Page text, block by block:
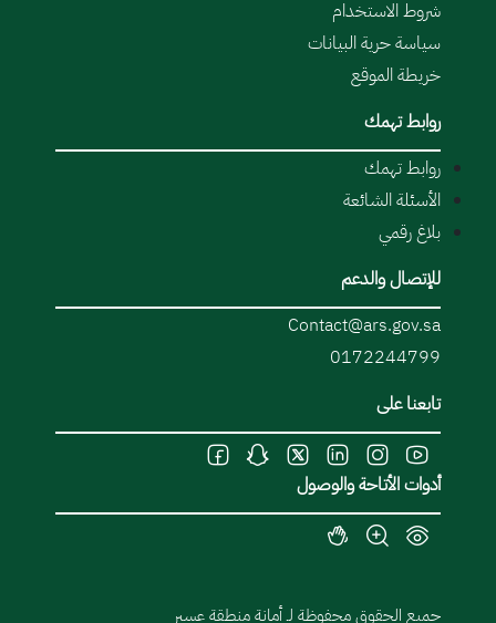
شروط الاستخدام
سياسة حرية البيانات
خريطة الموقع
روابط تهمك
روابط تهمك
الأسئلة الشائعة
بلاغ رقمي
للإتصال والدعم
Contact@ars.gov.sa
0172244799
تابعنا على
أدوات الأتاحة والوصول
جميع الحقوق محفوظة لـ أمانة منطقة عسير